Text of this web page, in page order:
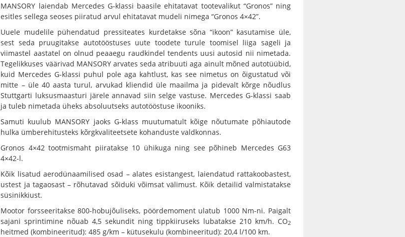
MANSORY laiendab Mercedes G-klassi baasile ehitatavat tootevalikut “Gronos” ning
esitles sellega seoses piiratud arvul ehitatavat mudeli nimega “Gronos 4×42”.
Uuele mudelile pühendatud pressiteates kurdetakse sõna “ikoon” kasutamise üle,
sest seda pruugitakse autotööstuses uute toodete turule toomisel liiga sageli ja
viimastel aastatel on olnud peaaegu raudkindel tendents uusi autosid nii nimetada.
Tegelikkuses väärivad MANSORY arvates seda atribuuti aga ainult mõned autotüübid,
kuid Mercedes G-klassi puhul pole aga kahtlust, kas see nimetus on õigustatud või
mitte – üle 40 aasta turul, arvukad kliendid üle maailma ja pidevalt kõrge nõudlus
Stuttgarti luksusmaasturi järele annavad siin selge vastuse. Mercedes G-klassi saab
ja tuleb nimetada üheks absoluutseks autotööstuse ikooniks.
Samuti kuulub MANSORY jaoks G-klass muutumatult kõige nõutumate põhiautode
hulka ümberehitusteks kõrgkvaliteetsete kohanduste valdkonnas.
Gronos 4×42 tootmismaht piiratakse 10 ühikuga ning see põhineb Mercedes G63
4×42-l.
Kõik lisatud aerodünaamilised osad – alates esistangest, laiendatud rattakoobastest,
ustest ja tagaosast – rõhutavad sõiduki võimsat välimust. Kõik detailid valmistatakse
süsinikkiust.
Mootor forsseeritakse 800-hobujõuliseks, pöördemoment ulatub 1000 Nm-ni. Paigalt
sajani sprintimine nõuab 4,5 sekundit ning tippkiiruseks lubatakse 210 km/h. CO2
heitmed (kombineeritud): 485 g/km – kütusekulu (kombineeritud): 20,4 l/100 km.